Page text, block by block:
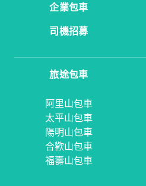
企業包車
司機招募
旅途包車
阿里山包車
太平山包車
陽明山包車
合歡山包車
福壽山包車